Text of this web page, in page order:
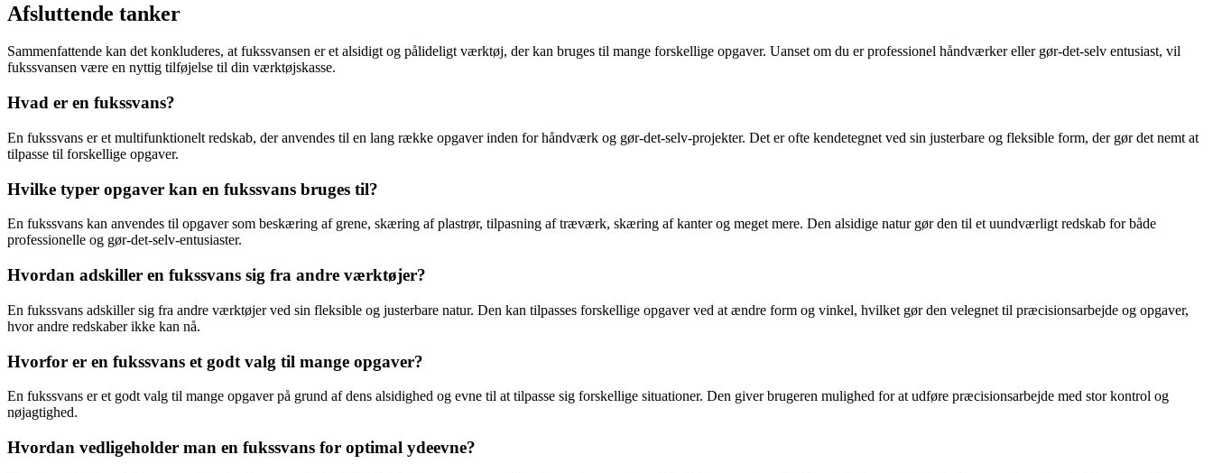
Afsluttende tanker
Sammenfattende kan det konkluderes, at fukssvansen er et alsidigt og pålideligt værktøj, der kan bruges til mange forskellige opgaver. Uanset om du er professionel håndværker eller gør-det-selv entusiast, vil
fukssvansen være en nyttig tilføjelse til din værktøjskasse.
Hvad er en fukssvans?
En fukssvans er et multifunktionelt redskab, der anvendes til en lang række opgaver inden for håndværk og gør-det-selv-projekter. Det er ofte kendetegnet ved sin justerbare og fleksible form, der gør det nemt at
tilpasse til forskellige opgaver.
Hvilke typer opgaver kan en fukssvans bruges til?
En fukssvans kan anvendes til opgaver som beskæring af grene, skæring af plastrør, tilpasning af træværk, skæring af kanter og meget mere. Den alsidige natur gør den til et uundværligt redskab for både
professionelle og gør-det-selv-entusiaster.
Hvordan adskiller en fukssvans sig fra andre værktøjer?
En fukssvans adskiller sig fra andre værktøjer ved sin fleksible og justerbare natur. Den kan tilpasses forskellige opgaver ved at ændre form og vinkel, hvilket gør den velegnet til præcisionsarbejde og opgaver,
hvor andre redskaber ikke kan nå.
Hvorfor er en fukssvans et godt valg til mange opgaver?
En fukssvans er et godt valg til mange opgaver på grund af dens alsidighed og evne til at tilpasse sig forskellige situationer. Den giver brugeren mulighed for at udføre præcisionsarbejde med stor kontrol og
nøjagtighed.
Hvordan vedligeholder man en fukssvans for optimal ydeevne?